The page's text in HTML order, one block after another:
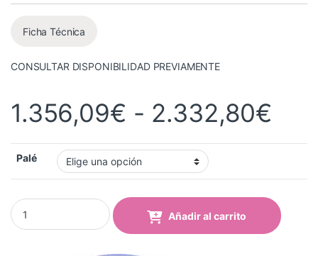
Ficha Técnica
CONSULTAR DISPONIBILIDAD PREVIAMENTE
1.356,09€ - 2.332,80€
Palé
Papel Sublimación TRANSJET 1259 ECO II 95gr Palé 24 Bobinas
Añadir al carrito